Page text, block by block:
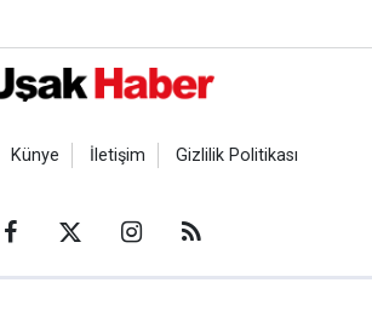
Künye İletişim Gizlilik Politikası